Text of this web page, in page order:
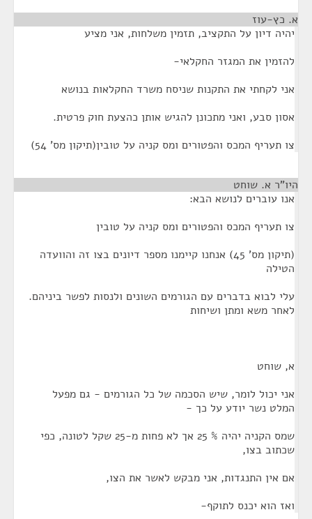
א. כץ-עוז
יהיה דיון על התקציב, תזמין משלחות, אני מציע
להזמין את המגזר החקלאי-
אני לקחתי את התקנות שניסח משרד החקלאות בנושא
אסון סבע, ואני מתכונן להגיש אותן כהצעת חוק פרטית.
צו תעריף המכס והפטורים ומס קניה על טובין(תיקון מס' 54)
היו"ר א. שוחט
אנו עוברים לנושא הבא:
צו תעריף המכס והפטורים ומס קניה על טובין
(תיקון מס' 45) אנחנו קיימנו מספר דיונים בצו זה והוועדה
הטילה
עלי לבוא בדברים עם הגורמים השונים ולנסות לפשר ביניהם.
לאחר משא ומתן ושיחות
א, שוחט
אני יכול לומר, שיש הסכמה של כל הגורמים - גם מפעל
המלט נשר יודע על כך -
שמס הקניה יהיה % 25 אך לא פחות מ-25 שקל לטונה, כפי
שכתוב בצו,
אם אין התנגדות, אני מבקש לאשר את הצו,
ואז הוא יכנס לתוקף-